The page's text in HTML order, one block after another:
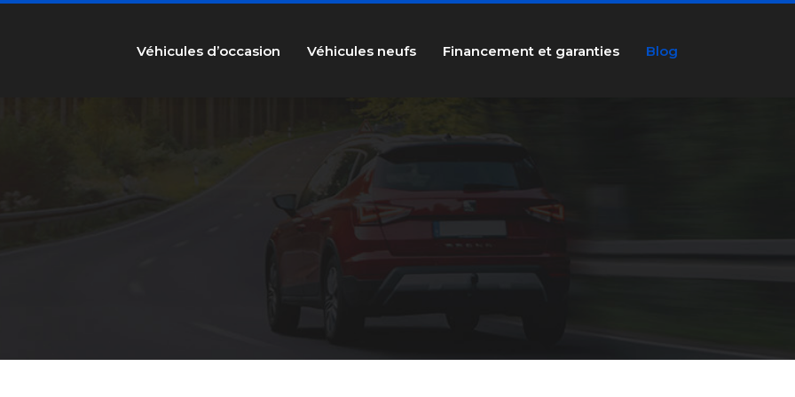
Véhicules d’occasion Véhicules neufs Financement et garanties Blog